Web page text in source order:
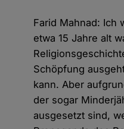
Farid Mahnad: Ich
etwa 15 Jahre alt
Schöpfung
kann. Aber
der sogar
ausgesetzt sind,